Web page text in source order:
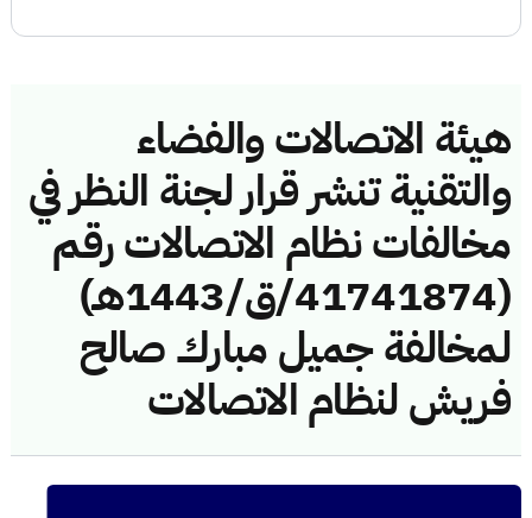
هيئة الاتصالات والفضاء
والتقنية تنشر قرار لجنة النظر في
مخالفات نظام الاتصالات رقم
(41741874/ق/1443هـ)
لمخالفة جميل مبارك صالح
فريش لنظام الاتصالات